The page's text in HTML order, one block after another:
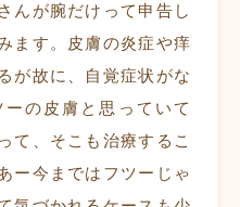
んが腕だけって申告し
ます。皮膚の炎症や痒
が故に、自覚症状がな
の皮膚と思っていて
て、そこも治療するこ
ー今まではフツーじゃ